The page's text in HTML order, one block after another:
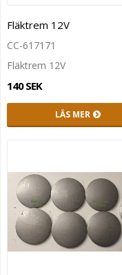
Fläktrem 12V
CC-617171
Fläktrem 12V
140 SEK
LÄS MER